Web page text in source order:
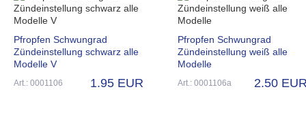
Pfropfen Schwungrad
Zündeinstellung schwarz alle
Modelle V
Art.: 0001106 1.95 EUR
Pfropfen Schwungrad
Zündeinstellung weiß alle
Modelle
Art.: 0001106a 2.50